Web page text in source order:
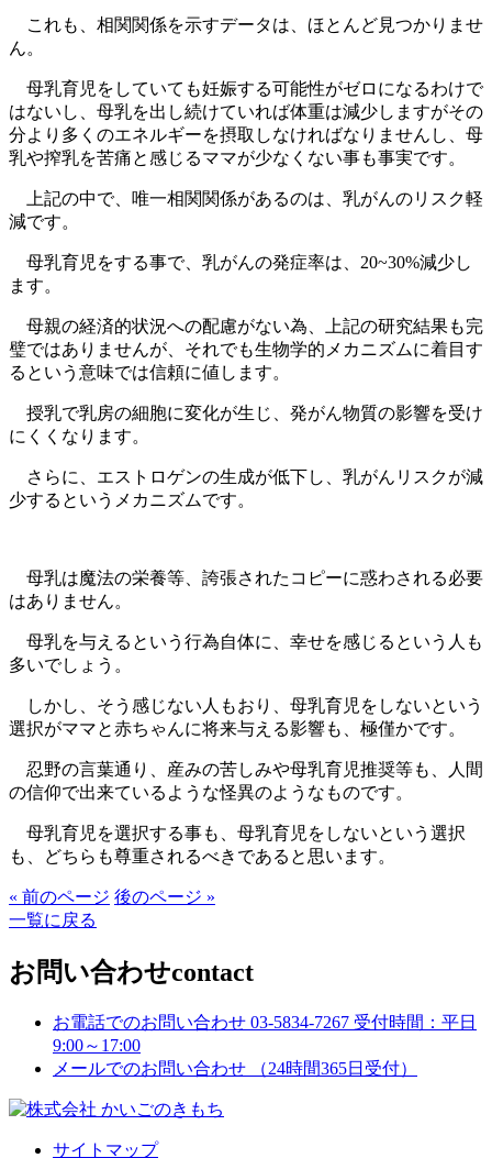
これも、相関関係を示すデータは、ほとんど見つかりませ
ん。
母乳育児をしていても妊娠する可能性がゼロになるわけで
はないし、母乳を出し続けていれば体重は減少しますがその
分より多くのエネルギーを摂取しなければなりませんし、母
乳や搾乳を苦痛と感じるママが少なくない事も事実です。
上記の中で、唯一相関関係があるのは、乳がんのリスク軽
減です。
母乳育児をする事で、乳がんの発症率は、20~30%減少し
ます。
母親の経済的状況への配慮がない為、上記の研究結果も完
璧ではありませんが、それでも生物学的メカニズムに着目す
るという意味では信頼に値します。
授乳で乳房の細胞に変化が生じ、発がん物質の影響を受け
にくくなります。
さらに、エストロゲンの生成が低下し、乳がんリスクが減
少するというメカニズムです。
母乳は魔法の栄養等、誇張されたコピーに惑わされる必要
はありません。
母乳を与えるという行為自体に、幸せを感じるという人も
多いでしょう。
しかし、そう感じない人もおり、母乳育児をしないという
選択がママと赤ちゃんに将来与える影響も、極僅かです。
忍野の言葉通り、産みの苦しみや母乳育児推奨等も、人間
の信仰で出来ているような怪異のようなものです。
母乳育児を選択する事も、母乳育児をしないという選択
も、どちらも尊重されるべきであると思います。
« 前のページ 後のページ »
一覧に戻る
お問い合わせcontact
お電話でのお問い合わせ 03-5834-7267 受付時間：平日
9:00～17:00
メールでのお問い合わせ
（24時間365日受付）
サイトマップ